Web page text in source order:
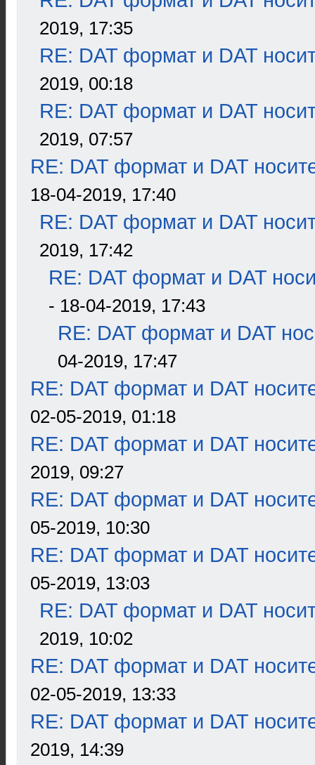
2019, 17:35
RE: DAT формат и DAT
2019, 00:18
RE: DAT формат и DAT
2019, 07:57
RE: DAT формат и DAT
18-04-2019, 17:40
RE: DAT формат и DAT
2019, 17:42
RE: DAT формат и DAT
- 18-04-2019, 17:43
RE: DAT формат и DAT
04-2019, 17:47
RE: DAT формат и DAT
02-05-2019, 01:18
RE: DAT формат и DAT
2019, 09:27
RE: DAT формат и DAT
05-2019, 10:30
RE: DAT формат и DAT
05-2019, 13:03
RE: DAT формат и DAT
2019, 10:02
RE: DAT формат и DAT
02-05-2019, 13:33
RE: DAT формат и DAT
2019, 14:39